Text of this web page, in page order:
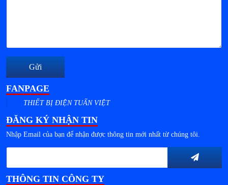
Gửi
FANPAGE
THIẾT BỊ ĐIỆN TUẤN VIỆT
ĐĂNG KÝ NHẬN TIN
Nhập Email của bạn để nhận được thông tin mới nhất từ chúng tôi.
THÔNG TIN CÔNG TY